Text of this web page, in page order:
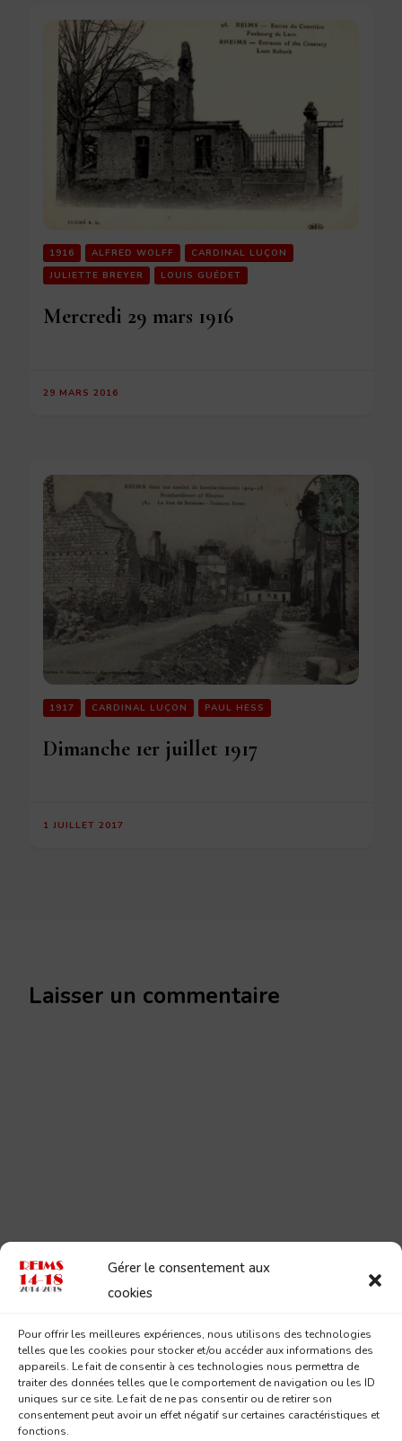
Gérer le consentement aux
cookies
Pour offrir les meilleures expériences, nous utilisons des technologies
telles que les cookies pour stocker et/ou accéder aux informations des
appareils. Le fait de consentir à ces technologies nous permettra de
traiter des données telles que le comportement de navigation ou les ID
uniques sur ce site. Le fait de ne pas consentir ou de retirer son
consentement peut avoir un effet négatif sur certaines caractéristiques et
fonctions.
1916 ALFRED WOLFF
CARDINAL LUÇON
JULIETTE BREYER
LOUIS GUÉDET
Mercredi 29 mars 1916
29 MARS 2016
1917 CARDINAL LUÇON PAUL HESS
Dimanche 1er juillet 1917
1 JUILLET 2017
Laisser un commentaire